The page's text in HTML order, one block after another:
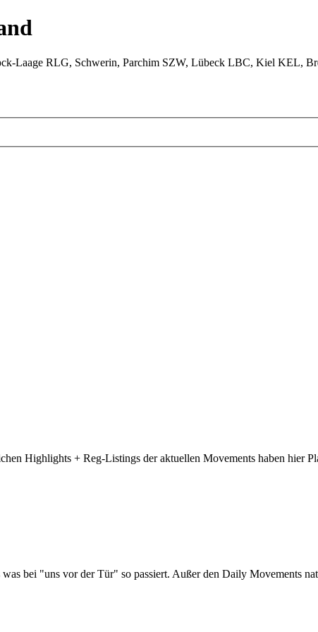
Laage RLG, Schwerin, Parchim SZW, Lübeck LBC, Kiel KEL,
Highlights + Reg-Listings der aktuellen Movements haben hier
bei "uns vor der Tür" so passiert. Außer den Daily Movements